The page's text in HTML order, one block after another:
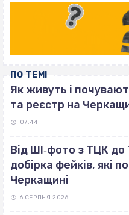
ПО ТЕМІ
Як живуть і
та реєстр на
07:44
Від ШІ‐фото з ТЦК
добірка фейків, які
Черкащині
6 СЕРПНЯ 2026